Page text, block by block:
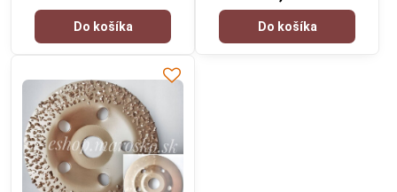
Do košíka Do košíka